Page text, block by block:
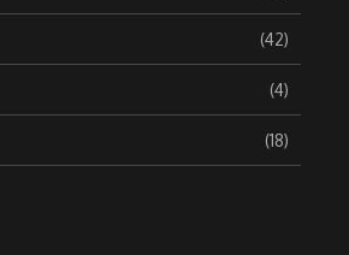
(42)
(4)
(18)